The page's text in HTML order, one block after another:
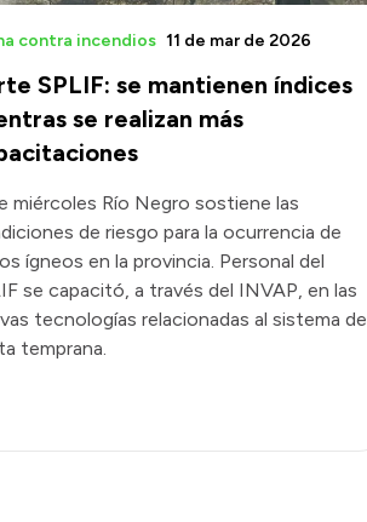
SPLIF: se mantienen índices
se realizan más
contra incendios 11 de mar de 2026
miércoles Río Negro sostiene las
de riesgo para la ocurrencia de
ígneos en la provincia. Personal del
se capacitó, a través del INVAP, en las
tecnologías relacionadas al sistema de
temprana.